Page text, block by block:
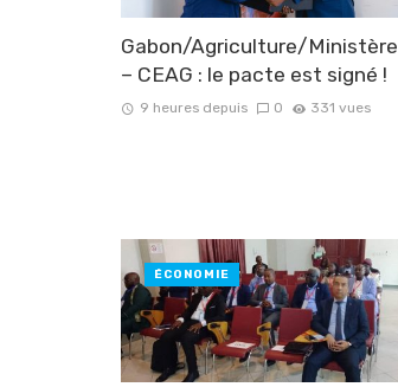
Gabon/Agriculture/Ministère
– CEAG : le pacte est signé !
9 heures depuis 0 331 vues
ÉCONOMIE